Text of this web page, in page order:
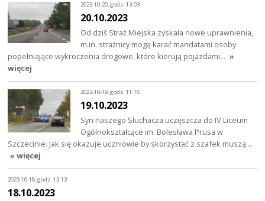
2023-10-20, godz. 13:03
20.10.2023
Od dziś Straż Miejska zyskała nowe uprawnienia,
m.in. strażnicy mogą karać mandatami osoby
popełniające wykroczenia drogowe, które kierują pojazdami… »
więcej
2023-10-19, godz. 11:16
19.10.2023
Syn naszego Słuchacza uczęszcza do IV Liceum
Ogólnokształcące im. Bolesława Prusa w
Szczecinie. Jak się okazuje uczniowie by skorzystać z szafek muszą…
» więcej
2023-10-18, godz. 13:13
18.10.2023